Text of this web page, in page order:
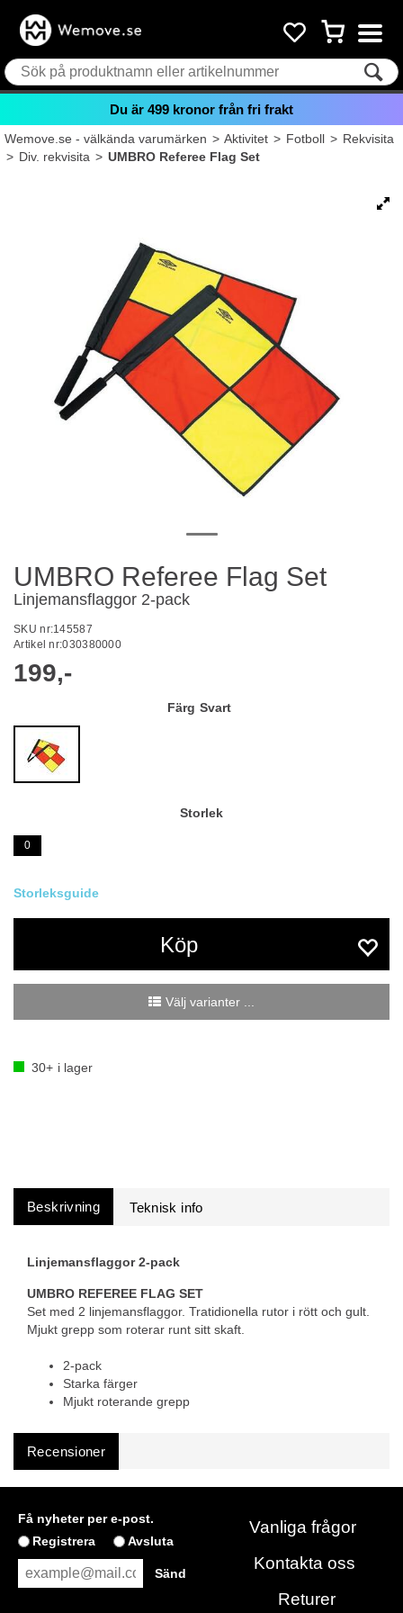
Du är 499 kronor från fri frakt
Wemove.se - välkända varumärken>Aktivitet>Fotboll>Rekvisita
>Div. rekvisita>UMBRO Referee Flag Set
UMBRO Referee Flag Set
Linjemansflaggor 2-pack
SKU nr:145587
Artikel nr:030380000
199,-
Färg Svart
Storlek
0
Köp
Välj varianter ...
30+ i lager
Beskrivning
Linjemansflaggor 2-pack
UMBRO REFEREE FLAG SET
Set med 2 linjemansflaggor. Tratidionella rutor i rött och gult.
Mjukt grepp som roterar runt sitt skaft.
2-pack
Starka färger
Mjukt roterande grepp
Recensioner
Få nyheter per e-post.
Registrera
Avsluta
Vanliga frågor
Kontakta oss
Returer